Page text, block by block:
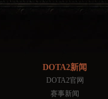
DOTA2新闻
DOTA2官网
赛事新闻